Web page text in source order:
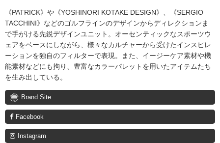
《PATRICK》や《YOSHINORI KOTAKE DESIGN》、《SERGIO
TACCHINI》などのゴルフラインのデザインからディレクションま
で手がける先鋭デザインユニット。オーセンティックなスポーツウ
ェアをベースにしながら、様々なカルチャーから受けたインスピレ
ーションを独自のフィルターで表現。また、イージーケア素材や機
能素材などにも拘り、豊富なカラーパレットを用いたアイテムたち
を生み出している。
Brand Site
Facebook
Instagram